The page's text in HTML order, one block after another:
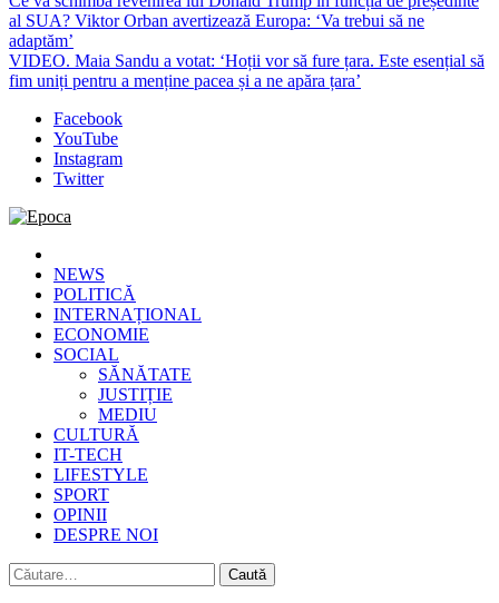
al SUA? Viktor Orban avertizează Europa: ‘Va trebui să ne
adaptăm’
VIDEO. Maia Sandu a votat: ‘Hoții vor să fure țara. Este esențial să
fim uniți pentru a menține pacea și a ne apăra țara’
Facebook
YouTube
Instagram
Twitter
Epoca
Cele mai noi știri online din România
NEWS
POLITICĂ
INTERNAȚIONAL
ECONOMIE
SOCIAL
SĂNĂTATE
JUSTIȚIE
MEDIU
CULTURĂ
IT-TECH
LIFESTYLE
SPORT
OPINII
DESPRE NOI
Caută
după: